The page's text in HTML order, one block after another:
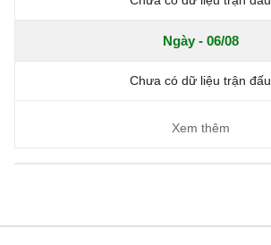
Ngày - 06/08
Chưa có dữ liệu trận đấu
Xem thêm